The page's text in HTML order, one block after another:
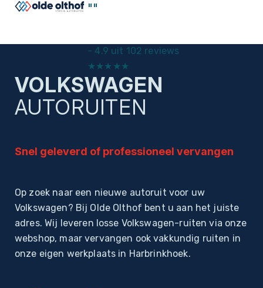
""
- 4.9 uit 102 reviews
★ ★ ★ ★ ★
VOLKSWAGEN
AUTORUITEN
Snel geleverd of professioneel vervangen
Op zoek naar een nieuwe autoruit voor uw
Volkswagen? Bij Olde Olthof bent u aan het juiste
adres. Wij leveren losse Volkswagen-ruiten via onze
webshop, maar vervangen ook vakkundig ruiten in
onze eigen werkplaats in Harbrinkhoek.
Home
Autoruiten